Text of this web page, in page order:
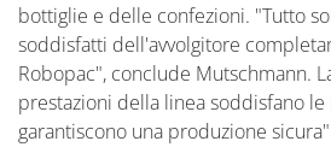
bottiglie e delle confezioni. "Tutto
soddisfatti dell'avvolgitore
Robopac", conclude Mutschmann.
prestazioni della linea soddisfano le
garantiscono una produzione